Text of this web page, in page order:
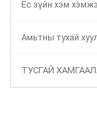
Ёс зүйн хэм
Амьтны тухай
ТУСГАЙ